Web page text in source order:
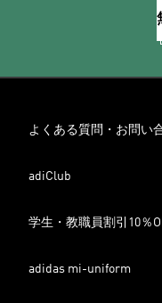
よくある質問・お問い
adiClub
学生・教職員割引10％
adidas mi-uniform